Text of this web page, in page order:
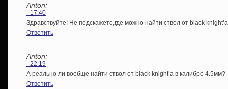
Anton:
- 17:40
Здравствуйте! Не подскажете,где можно найти ствол от black
Ответить
Anton:
- 22:19
А реально ли вообще найти ствол от black knight’a в калибре 4.5мм?
Ответить